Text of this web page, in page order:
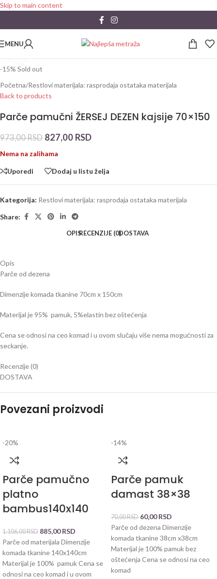
Skip to main content
MENU
-15% Sold out
Početna/Restlovi materijala: rasprodaja ostataka materijala
Back to products
Parče pamučni ŽERSEJ DEZEN kajsije 70×150
973,00RSD 827,00 RSD
Nema na zalihama
Uporedi Dodaj u listu želja
Kategorija: Restlovi materijala: rasprodaja ostataka materijala
Share:
OPISRECENZIJE (0)DOSTAVA
Opis
Parče od dezena
Dimenzije komada tkanine 70cm x 150cm
Materijal je 95% pamuk, 5%elastin bez oštećenja
Cena se odnosi na ceo komad i u ovom slučaju više nema mogućnosti za
seckanje.
Recenzije (0)
DOSTAVA
Povezani proizvodi
-20%
Parče pamučno
platno
bambus140x140
1.106,00RSD 885,00RSD
Parče od materijala Dimenzije
komada tkanine 140x140cm
Materijal je 100% pamuk Cena se
odnosi na ceo komad i u ovom
-14%
Parče pamuk
damast 38×38
70,00RSD 60,00RSD
Parče od dezena Dimenzije
komada tkanine 38cm x38cm
Materijal je 100% pamuk bez
oštećenja Cena se odnosi na ceo
komad